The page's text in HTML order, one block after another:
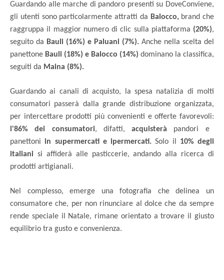
Guardando alle marche di pandoro presenti su DoveConviene,
gli utenti sono particolarmente attratti da Balocco,brand che
raggruppa il maggior numero di clic sulla piattaforma (20%),
seguito da Bauli (16%) e Paluani (7%). Anche nella scelta del
panettone Bauli (18%) e Balocco (14%) dominano la classifica,
seguiti da Maina (8%).
Guardando ai canali di acquisto, la spesa natalizia di molti
consumatori passerà dalla grande distribuzione organizzata,
per intercettare prodotti più convenienti e offerte favorevoli:
l'86% dei consumatori, difatti,acquisterà pandori e
panettoni in supermercati e ipermercati. Solo il 10% degli
italiani si affiderà alle pasticcerie, andando alla ricerca di
prodotti artigianali.
Nel complesso, emerge una fotografia che delinea un
consumatore che, per non rinunciare al dolce che da sempre
rende speciale il Natale, rimane orientato a trovare il giusto
equilibrio tra gusto e convenienza.